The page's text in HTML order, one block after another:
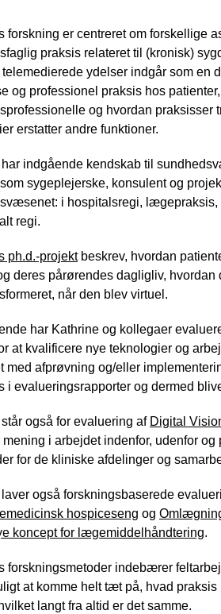
forskning er centreret om forskellige
praksis relateret til (kronisk)
telemedierede ydelser indgår som en
og professionel praksis hos
og hvordan praksisser
erstatter andre funktioner.
har indgående kendskab til
sygeplejerske, konsulent og
i hospitalsregi, lægepraksis,
regi.
ph.d.-projektbeskrev, hvordan
deres pårørendes dagligliv,
når den blev virtuel.
har Kathrine og kollegaer
at kvalificere nye teknologier og
med afprøvning og/eller
i evalueringsrapporter og dermed
også for evaluering af Digital Vision
mening i arbejdet indenfor, udenfor
for de kliniske afdelinger og
også forskningsbaserede
hospiceseng og
koncept for lægemiddelhåndtering.
forskningsmetoder indebærer
at komme helt tæt på, hvad
langt fra altid er det samme.